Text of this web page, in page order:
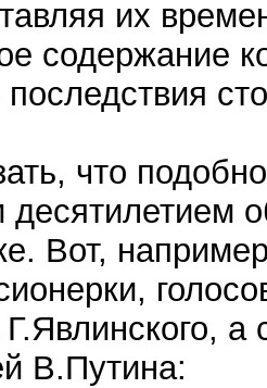
их
содержание
последствия
что
десятилетием
Вот,
а
В.Путина: